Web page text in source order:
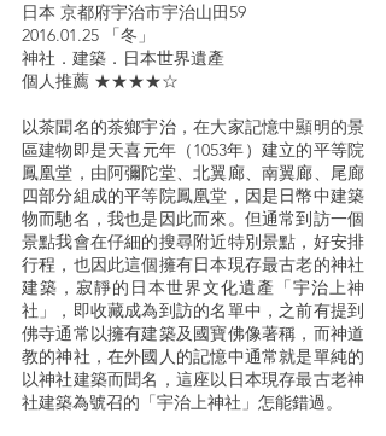
日本 京都府宇治市宇治山田59
2016.01.25 「冬」
神社．建築．日本世界遺產
個人推薦 ★★★★☆
以茶聞名的茶鄉宇治，在大家記憶中顯明的景
區建物即是天喜元年（1053年）建立的平等院
鳳凰堂，由阿彌陀堂、北翼廊、南翼廊、尾廊
四部分組成的平等院鳳凰堂，因是日幣中建築
物而馳名，我也是因此而來。但通常到訪一個
景點我會在仔細的搜尋附近特別景點，好安排
行程，也因此這個擁有日本現存最古老的神社
建築，寂靜的日本世界文化遺產「宇治上神
社」，即收藏成為到訪的名單中，之前有提到
佛寺通常以擁有建築及國寶佛像著稱，而神道
教的神社，在外國人的記憶中通常就是單純的
以神社建築而聞名，這座以日本現存最古老神
社建築為號召的「宇治上神社」怎能錯過。